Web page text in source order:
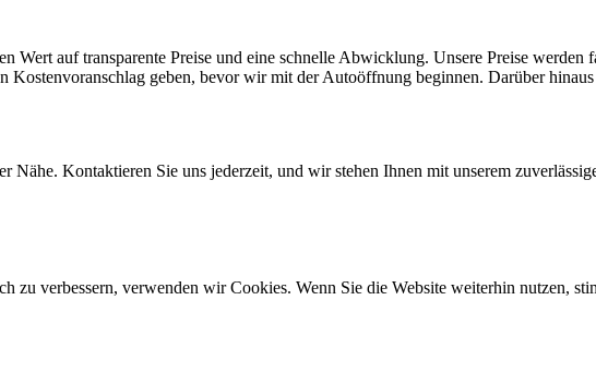
Wert auf transparente Preise und eine schnelle Abwicklung. Unsere Preise
Kostenvoranschlag geben, bevor wir mit der Autoöffnung beginnen. Darüber
Kontaktieren Sie uns jederzeit, und wir stehen Ihnen mit unserem
zu verbessern, verwenden wir Cookies. Wenn Sie die Website weiterhin nutzen,